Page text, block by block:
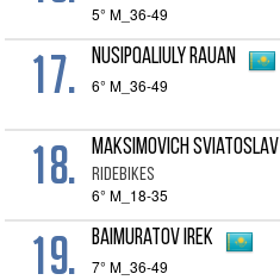
5° M_36-49
17. Nusipqaliuly Rauan
6° M_36-49
18. Maksimovich Sviatoslav
RideBikes
6° M_18-35
19. Baimuratov Irek
7° M_36-49